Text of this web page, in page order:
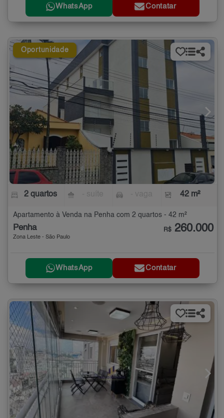
WhatsApp Contatar
Oportunidade
2 quartos 42 m²
Apartamento à Venda na Penha com 2 quartos - 42 m²
Penha
Zona Leste - São Paulo
R$ 260.000
WhatsApp Contatar